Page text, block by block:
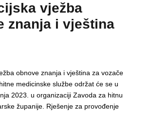
vježba
znanja i vještina
obnove znanja i vještina za vozače
medicinske službe održat će se u
2023. u organizaciji Zavoda za hitnu
županije. Rješenje za provođenje